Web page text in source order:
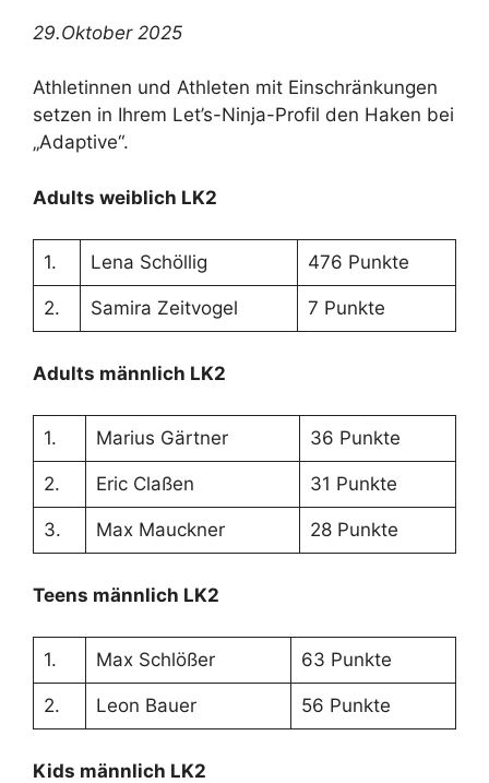
29.Oktober 2025
Athletinnen und Athleten mit Einschränkungen
setzen in Ihrem Let’s-Ninja-Profil den Haken bei
„Adaptive“.
Adults weiblich LK2
1. Lena Schöllig 476 Punkte
2. Samira Zeitvogel 7 Punkte
Adults männlich LK2
1. Marius Gärtner 36 Punkte
2. Eric Claßen 31 Punkte
3. Max Mauckner 28 Punkte
Teens männlich LK2
1. Max Schlößer 63 Punkte
2. Leon Bauer 56 Punkte
Kids männlich LK2